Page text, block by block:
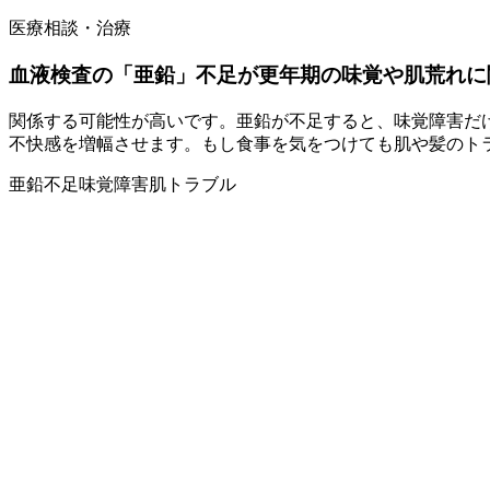
医療相談・治療
血液検査の「亜鉛」不足が更年期の味覚や肌荒れ
関係する可能性が高いです。亜鉛が不足すると、味覚障害
不快感を増幅させます。もし食事を気をつけても肌や髪の
亜鉛不足味覚障害肌トラブル